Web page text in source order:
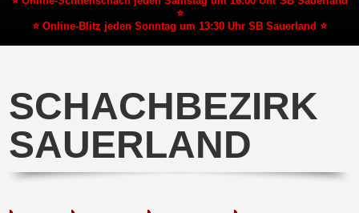
⭐
⭐ Online-Blitz jeden Sonntag um 13:30 Uhr SB Sauerland ⭐
SCHACHBEZIRK
SAUERLAND